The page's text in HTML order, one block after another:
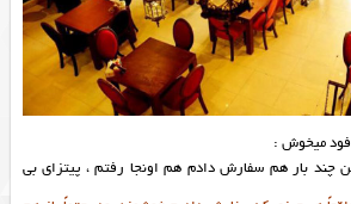
میخوش :
چند بار هم سفارش دادم هم اونجا رفتم ، پیتزای بی